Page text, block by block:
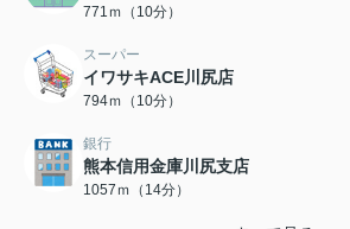
771ｍ（10分）
スーパー
イワサキACE川尻店
794ｍ（10分）
銀行
熊本信用金庫川尻支店
1057ｍ（14分）